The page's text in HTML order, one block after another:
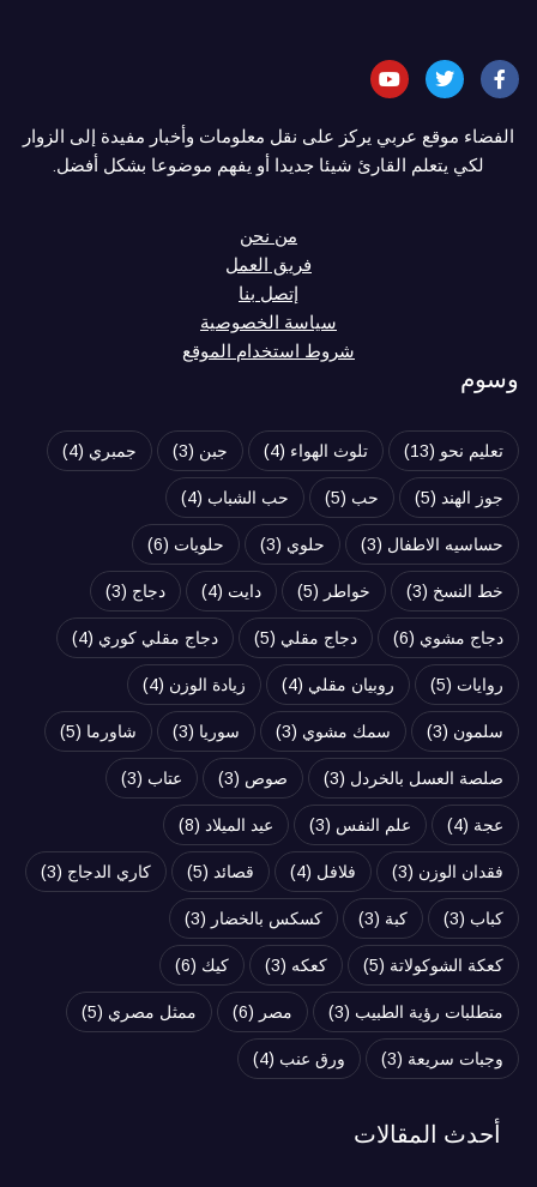
الفضاء موقع عربي يركز على نقل معلومات وأخبار مفيدة إلى الزوار
لكي يتعلم القارئ شيئا جديدا أو يفهم موضوعا بشكل أفضل.
من نحن
فريق العمل
إتصل بنا
سياسة الخصوصية
شروط استخدام الموقع
وسوم
تعليم نحو (13) تلوث الهواء (4) جبن (3) جمبري (4)
جوز الهند (5) حب (5) حب الشباب (4)
حساسيه الاطفال (3) حلوي (3) حلويات (6)
خط النسخ (3) خواطر (5) دايت (4) دجاج (3)
دجاج مشوي (6) دجاج مقلي (5) دجاج مقلي كوري (4)
روايات (5) روبيان مقلي (4) زيادة الوزن (4)
سلمون (3) سمك مشوي (3) سوريا (3) شاورما (5)
صلصة العسل بالخردل (3) صوص (3) عتاب (3)
عجة (4) علم النفس (3) عيد الميلاد (8)
فقدان الوزن (3) فلافل (4) قصائد (5) كاري الدجاج (3)
كباب (3) كبة (3) كسكس بالخضار (3)
كعكة الشوكولاتة (5) كعكه (3) كيك (6)
متطلبات رؤية الطبيب (3) مصر (6) ممثل مصري (5)
وجبات سريعة (3) ورق عنب (4)
أحدث المقالات